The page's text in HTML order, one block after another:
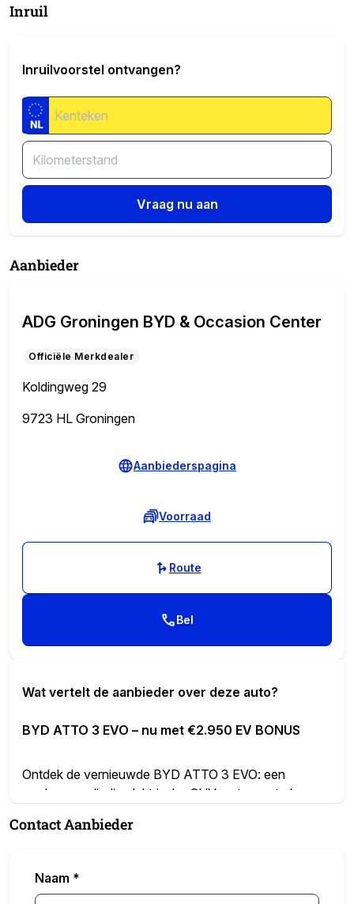
Inruil
Inruilvoorstel ontvangen?
Vraag nu aan
Aanbieder
ADG Groningen BYD & Occasion Center
Officiële Merkdealer
Koldingweg 29
9723 HL Groningen
Aanbiederspagina
Voorraad
Route
Bel
Wat vertelt de aanbieder over deze auto?
BYD ATTO 3 EVO – nu met €2.950 EV BONUS
Ontdek de vernieuwde BYD ATTO 3 EVO: een
moderne, volledig elektrische SUV met een strak
profiteer je van€2.950 EV BONUS
Contact Aanbieder
Naam *